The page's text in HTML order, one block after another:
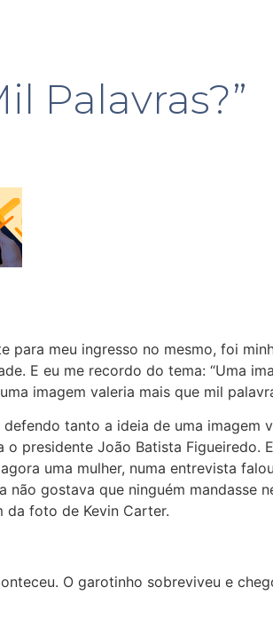
Palavras?”
meu ingresso no mesmo, foi
E eu me recordo do tema: “Uma
imagem valeria mais que mil
tanto a ideia de uma imagem
presidente João Batista Figueiredo.
uma mulher, numa entrevista
gostava que ninguém mandasse
da foto de Kevin Carter.
O garotinho sobreviveu e